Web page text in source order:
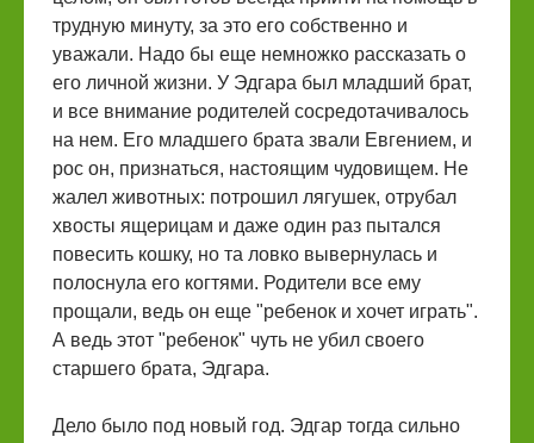
трудную минуту, за это его собственно и
уважали. Надо бы еще немножко рассказать о
его личной жизни. У Эдгара был младший брат,
и все внимание родителей сосредотачивалось
на нем. Его младшего брата звали Евгением, и
рос он, признаться, настоящим чудовищем. Не
жалел животных: потрошил лягушек, отрубал
хвосты ящерицам и даже один раз пытался
повесить кошку, но та ловко вывернулась и
полоснула его когтями. Родители все ему
прощали, ведь он еще "ребенок и хочет играть".
А ведь этот "ребенок" чуть не убил своего
старшего брата, Эдгара.
Дело было под новый год. Эдгар тогда сильно